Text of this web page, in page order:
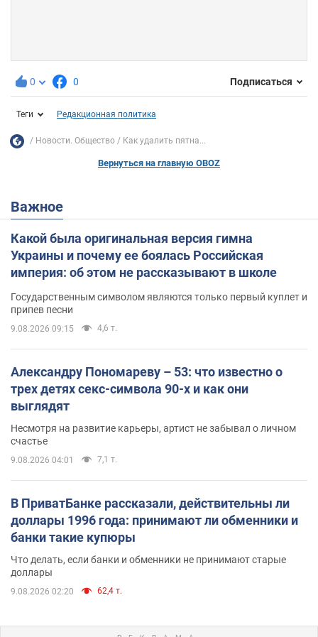
0 0 Подписаться
Теги Редакционная политика
Новости. Общество Как удалить пятна...
Вернуться на главную OBOZ
Важное
Какой была оригинальная версия гимна
Украины и почему ее боялась Российская
империя: об этом не рассказывают в школе
Государственным символом являются только первый куплет и
припев песни
9.08.2026 09:15 4,6 т.
Александру Пономареву – 53: что известно о
трех детях секс-символа 90-х и как они
выглядят
Несмотря на развитие карьеры, артист не забывал о личном
счастье
9.08.2026 04:01 7,1 т.
В ПриватБанке рассказали, действительны ли
доллары 1996 года: принимают ли обменники и
банки такие купюры
Что делать, если банки и обменники не принимают старые
доллары
9.08.2026 02:20 62,4 т.